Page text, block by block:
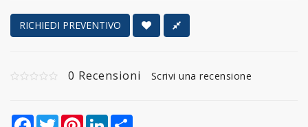
RICHIEDI PREVENTIVO
0 Recensioni Scrivi una recensione
Facebook
TwitterPinterestLinkedIn